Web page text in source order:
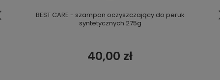
BEST CARE - szampon oczyszczający do peruk
syntetycznych 275g
40,00 zł